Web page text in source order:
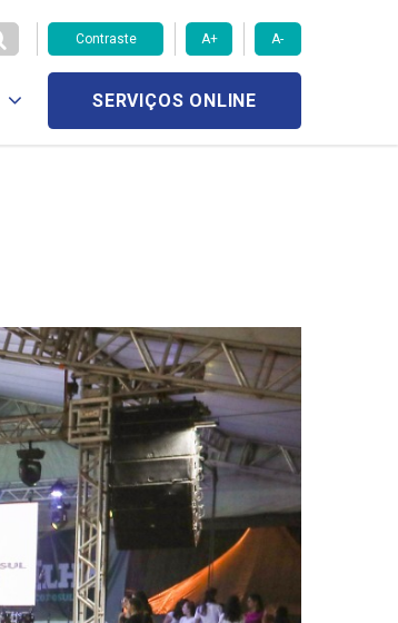
Contraste A+ A-
SERVIÇOS ONLINE